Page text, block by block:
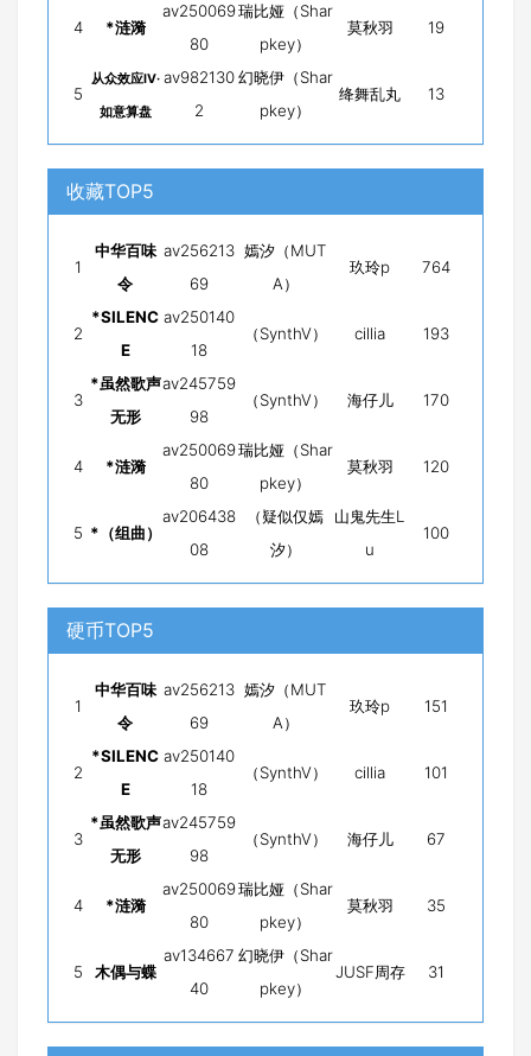
4 *涟漪
av250069
80
瑞比娅（Shar
pkey）
莫秋羽 19
5
从众效应Ⅳ·
如意算盘
av982130
2
幻晓伊（Shar
pkey）
绛舞乱丸 13
收藏TOP5
1
中华百味
令
av256213
69
嫣汐（MUT
A）
玖玲p 764
2
*SILENC
E
av250140
18
（SynthV） cillia 193
3
*虽然歌声
无形
av245759
98
（SynthV） 海仔儿 170
4 *涟漪
av250069
80
瑞比娅（Shar
pkey）
莫秋羽 120
5 *（组曲）
av206438
08
（疑似仅嫣
汐）
山鬼先生L
u
100
硬币TOP5
1
中华百味
令
av256213
69
嫣汐（MUT
A）
玖玲p 151
2
*SILENC
E
av250140
18
（SynthV） cillia 101
3
*虽然歌声
无形
av245759
98
（SynthV） 海仔儿 67
4 *涟漪
av250069
80
瑞比娅（Shar
pkey）
莫秋羽 35
5 木偶与蝶
av134667
40
幻晓伊（Shar
pkey）
JUSF周存 31